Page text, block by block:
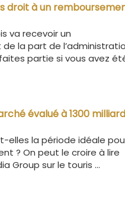
droit à un
va recevoir un
la part de
partie si vous avez
évalué à 1300
elles la période idéale
? On peut le croire à lire
Group sur le touris ...